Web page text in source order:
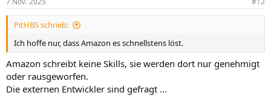
PitHBS schrieb:
Ich hoffe nur, dass Amazon es schnellstens löst.
Amazon schreibt keine Skills, sie werden dort nur genehmigt
oder rausgeworfen.
Die externen Entwickler sind gefragt ...